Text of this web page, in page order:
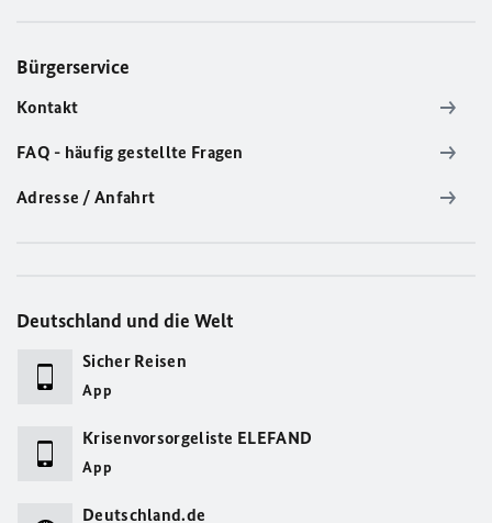
Bürgerservice
Kontakt
FAQ - häufig gestellte Fragen
Adresse / Anfahrt
Deutschland und die Welt
Sicher Reisen
App
Krisenvorsorgeliste ELEFAND
App
Deutschland.de